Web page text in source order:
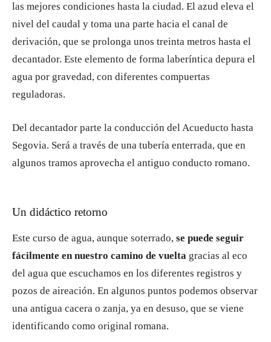
las mejores condiciones hasta la ciudad. El azud eleva el
nivel del caudal y toma una parte hacia el canal de
derivación, que se prolonga unos treinta metros hasta el
decantador. Este elemento de forma laberíntica depura el
agua por gravedad, con diferentes compuertas
reguladoras.
Del decantador parte la conducción del Acueducto hasta
Segovia. Será a través de una tubería enterrada, que en
algunos tramos aprovecha el antiguo conducto romano.
Un didáctico retorno
Este curso de agua, aunque soterrado, se puede seguir
fácilmente en nuestro camino de vuelta gracias al eco
del agua que escuchamos en los diferentes registros y
pozos de aireación. En algunos puntos podemos observar
una antigua cacera o zanja, ya en desuso, que se viene
identificando como original romana.